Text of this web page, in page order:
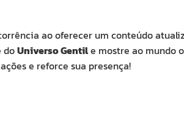
ao oferecer um conteúdo
doUniverso Gentile mostre ao mundo
e reforce sua presença!